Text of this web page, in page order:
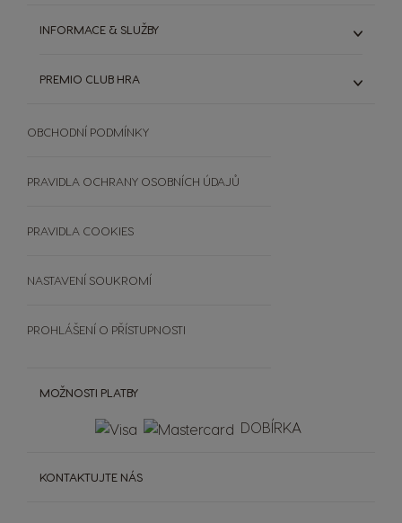
Čokoládové nápoje
Dallmayr
Zobrazit všechny nápoje
Genio S Plus
Zobrazit všechny kávovary
Šálky a termohrnky
INFORMACE & SLUŽBY
DOLCE GUSTO SYSTÉM
UDRŽITELNOST
Extra Space
PREMIO CLUB HRA
Vložte kód
MOŽNOSTI PLATBY
DOBÍRKA
KONTAKTUJTE NÁS
OBCHODNÍ PODMÍNKY
PRAVIDLA OCHRANY OSOBNÍCH ÚDAJŮ
PRAVIDLA COOKIES
NASTAVENÍ SOUKROMÍ
PROHLÁŠENÍ O PŘÍSTUPNOSTI